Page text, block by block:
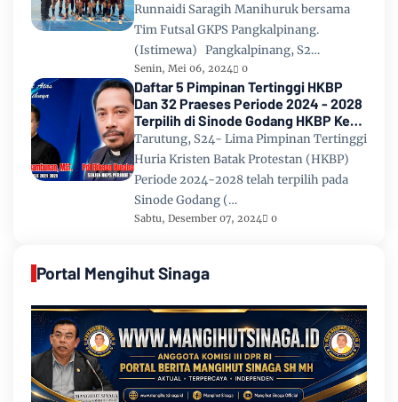
Runnaidi Saragih Manihuruk bersama
Tim Futsal GKPS Pangkalpinang.
(Istimewa) Pangkalpinang, S2…
Senin, Mei 06, 2024 0
Daftar 5 Pimpinan Tertinggi HKBP
Dan 32 Praeses Periode 2024 - 2028
Terpilih di Sinode Godang HKBP Ke
67 Tahun 2024
Tarutung, S24- Lima Pimpinan Tertinggi
Huria Kristen Batak Protestan (HKBP)
Periode 2024-2028 telah terpilih pada
Sinode Godang (…
Sabtu, Desember 07, 2024 0
Portal Mengihut Sinaga